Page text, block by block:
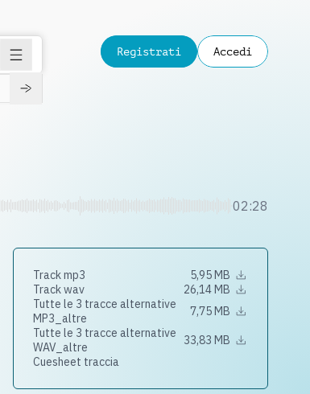
Registrati Accedi
02:28
Track mp3
5,95 MB
Track wav
26,14 MB
Tutte le 3 tracce alternative
MP3_altre
7,75 MB
Tutte le 3 tracce alternative
WAV_altre
33,83 MB
Cuesheet traccia